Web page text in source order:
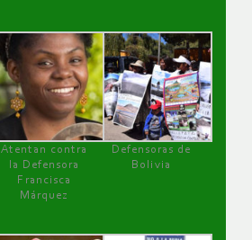
Atentan contra
la Defensora
Francisca
Márquez
Defensoras de
Bolivia